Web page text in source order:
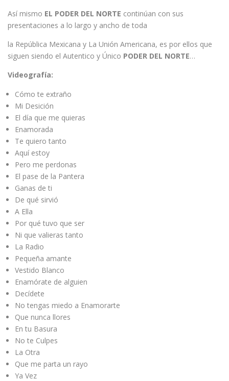
Así mismo EL PODER DEL NORTE continúan con sus
presentaciones a lo largo y ancho de toda
la República Mexicana y La Unión Americana, es por ellos que
siguen siendo el Autentico y Único PODER DEL NORTE…
Videografía:
Cómo te extraño
Mi Desición
El día que me quieras
Enamorada
Te quiero tanto
Aquí estoy
Pero me perdonas
El pase de la Pantera
Ganas de ti
De qué sirvió
A Ella
Por qué tuvo que ser
Ni que valieras tanto
La Radio
Pequeña amante
Vestido Blanco
Enamórate de alguien
Decídete
No tengas miedo a Enamorarte
Que nunca llores
En tu Basura
No te Culpes
La Otra
Que me parta un rayo
Ya Vez